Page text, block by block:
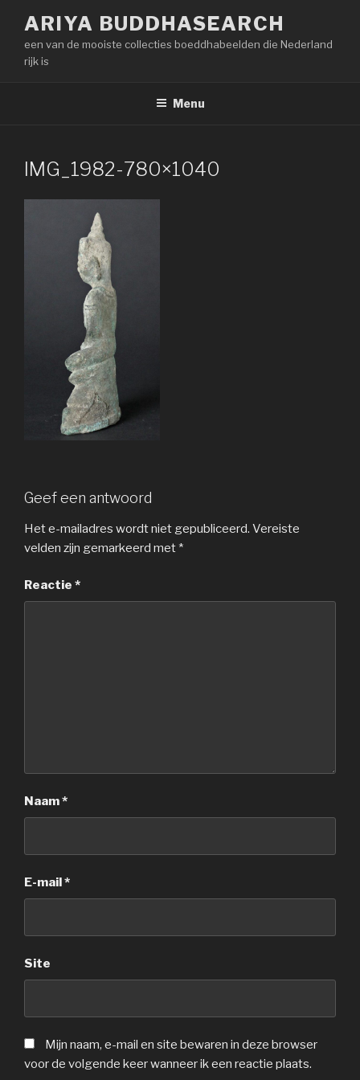
inhoud
springen
ARIYA BUDDHASEARCH
een van de mooiste collecties boeddhabeelden die Nederland
rijk is
Menu
IMG_1982-780×1040
Geef een antwoord
Het e-mailadres wordt niet gepubliceerd. Vereiste
velden zijn gemarkeerd met *
Reactie *
Naam*
E-mail *
Site
Mijn naam, e-mail en site bewaren in deze browser
voor de volgende keer wanneer ik een reactie plaats.